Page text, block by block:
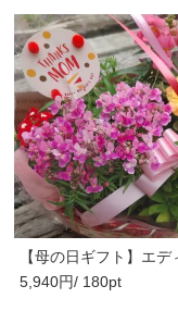
【母の日ギフト】エデ
ルフラワーのバ..
5,940円/ 180pt